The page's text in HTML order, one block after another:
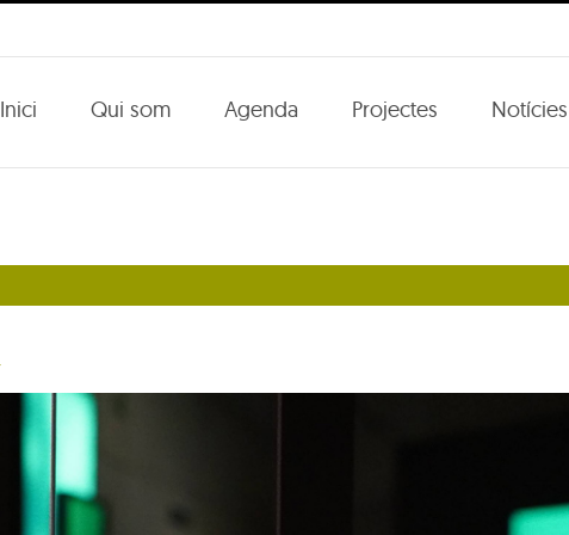
Inici Qui som Agenda Projectes Notícies